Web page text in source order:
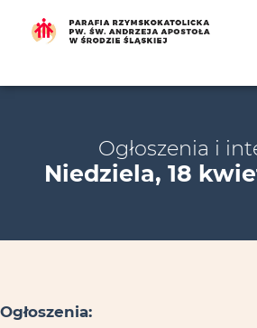
Ogłoszenia i
Niedziela, 18
Ogłoszenia: